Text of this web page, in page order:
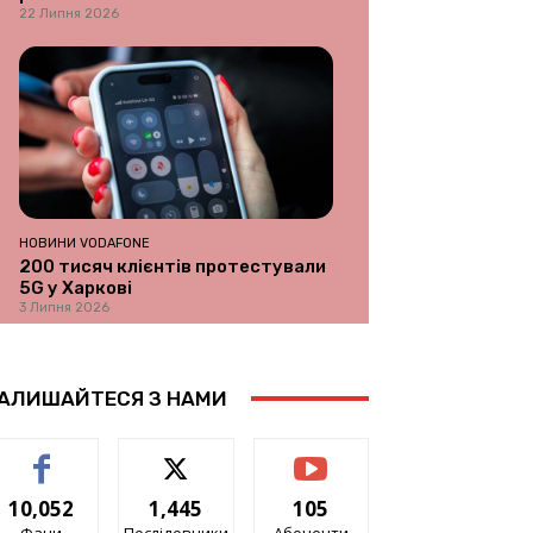
22 Липня 2026
НОВИНИ VODAFONE
200 тисяч клієнтів протестували
5G у Харкові
3 Липня 2026
З НАМИ
10,052 1,445 105